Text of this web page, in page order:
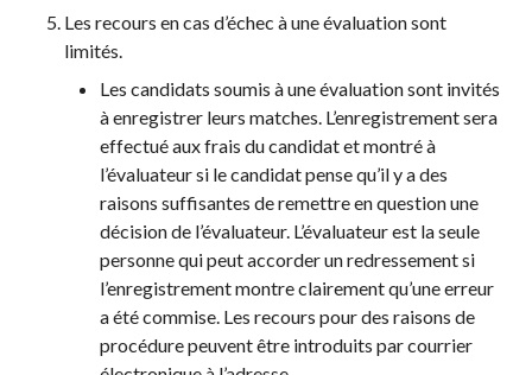
Les recours en cas d’échec à une évaluation sont
limités.
Les candidats soumis à une évaluation sont invités
à enregistrer leurs matches. L’enregistrement sera
effectué aux frais du candidat et montré à
l’évaluateur si le candidat pense qu’il y a des
raisons suffisantes de remettre en question une
décision de l’évaluateur. L’évaluateur est la seule
personne qui peut accorder un redressement si
l’enregistrement montre clairement qu’une erreur
a été commise. Les recours pour des raisons de
procédure peuvent être introduits par courrier